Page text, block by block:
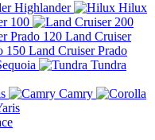
Highlander
Hilux
100
Land Cruiser
Land Cruiser Prado
Tundra
Camry